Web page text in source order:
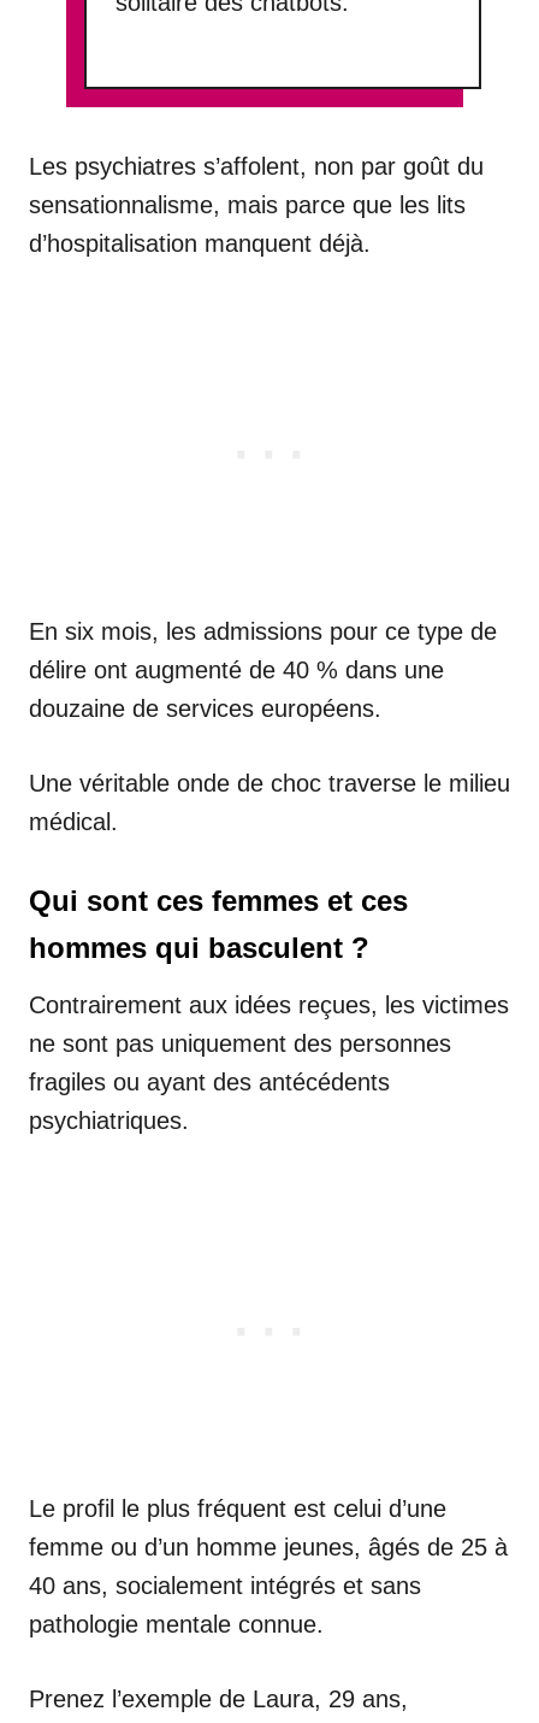
Les psychiatres s’affolent, non par goût du
sensationnalisme, mais parce que les lits
d’hospitalisation manquent déjà.
En six mois, les admissions pour ce type de
délire ont augmenté de 40 % dans une
douzaine de services européens.
Une véritable onde de choc traverse le milieu
médical.
Qui sont ces femmes et ces
hommes qui basculent ?
Contrairement aux idées reçues, les victimes
ne sont pas uniquement des personnes
fragiles ou ayant des antécédents
psychiatriques.
Le profil le plus fréquent est celui d’une
femme ou d’un homme jeunes, âgés de 25 à
40 ans, socialement intégrés et sans
pathologie mentale connue.
Prenez l’exemple de Laura, 29 ans,